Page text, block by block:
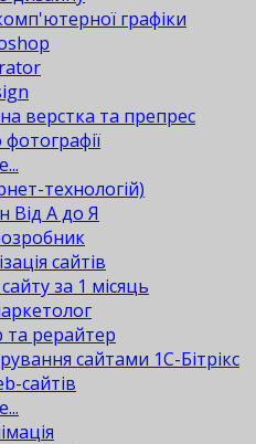
графіки
верстка та препрес
технологій)
Від А до Я
сайтів
за 1 місяць
та рерайтер
сайтами 1С-Бітрікс
сайтів